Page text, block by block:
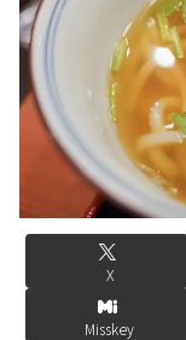
X
Misskey